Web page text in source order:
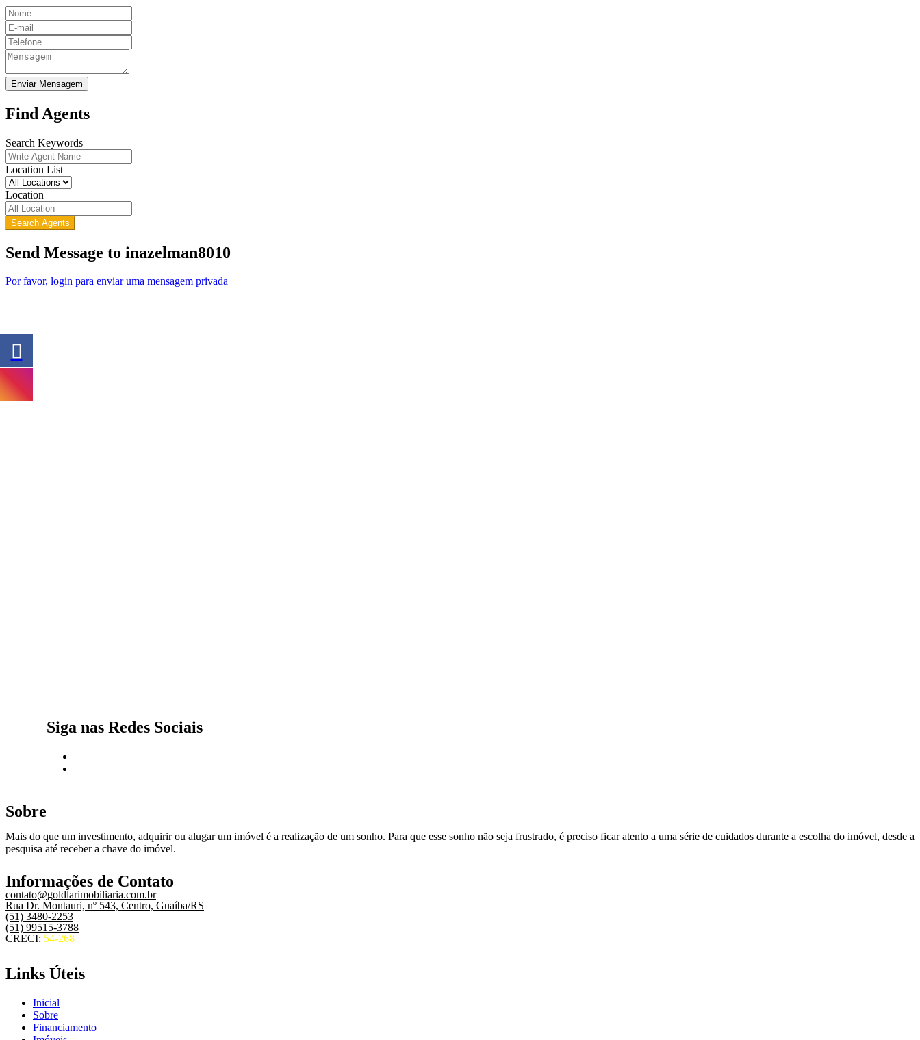
Enviar Mensagem
Find Agents
Search Keywords
Location List
Location
Search Agents
Send Message to inazelman8010
Por favor, login para enviar uma mensagem privada
Siga nas Redes Sociais
Sobre
Mais do que um investimento, adquirir ou alugar um imóvel é a realização de um sonho. Para que esse sonho não seja frustrado, é preciso ficar atento a uma série de cuidados durante a escolha do imóvel, desde a
pesquisa até receber a chave do imóvel.
Informações de Contato
contato@goldlarimobiliaria.com.br
Rua Dr. Montauri, nº 543, Centro, Guaíba/RS
(51) 3480-2253
(51) 99515-3788
CRECI: 54-268
Links Úteis
Inicial
Sobre
Financiamento